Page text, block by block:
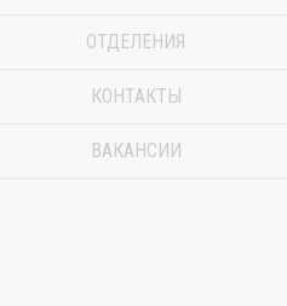
ОТДЕЛЕНИЯ
КОНТАКТЫ
ВАКАНСИИ